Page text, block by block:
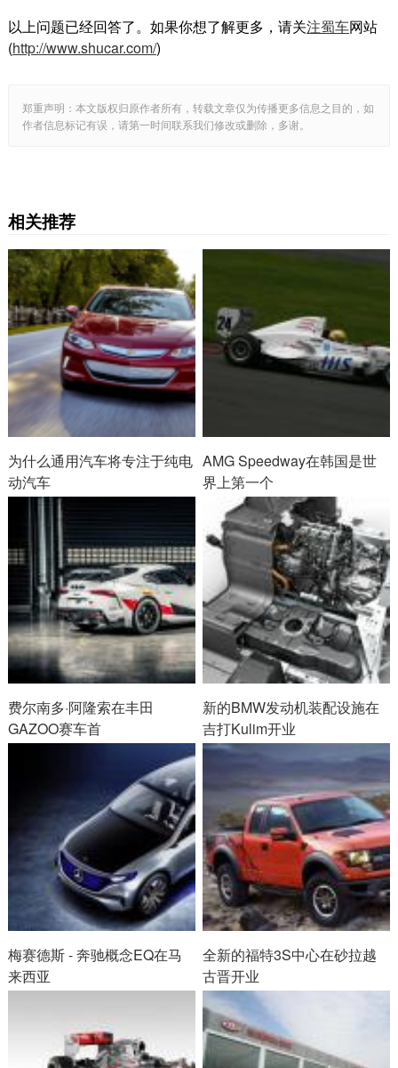
以上问题已经回答了。如果你想了解更多，请关注蜀车网站
(http://www.shucar.com/)
郑重声明：本文版权归原作者所有，转载文章仅为传播更多信息之目的，如
作者信息标记有误，请第一时间联系我们修改或删除，多谢。
相关推荐
为什么通用汽车将专注于纯电
动汽车
AMG Speedway在韩国是世
界上第一个
费尔南多·阿隆索在丰田
GAZOO赛车首
新的BMW发动机装配设施在
吉打Kulim开业
梅赛德斯 - 奔驰概念EQ在马
来西亚
全新的福特3S中心在砂拉越
古晋开业